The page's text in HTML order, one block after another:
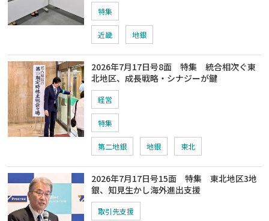
特集
近畿 地銀
2026年7月17日号8面 特集 統合相次ぐ東
北地区、成長戦略・シナジーが鍵
経営
特集
第二地銀 地銀 東北
2026年7月17日号15面 特集 東北地区3地
銀、知見生かし海外進出支援
取引先支援